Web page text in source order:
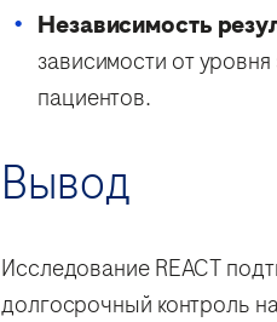
Независимость
зависимости от
пациентов.
Вывод
Исследование REACT
долгосрочный контроль